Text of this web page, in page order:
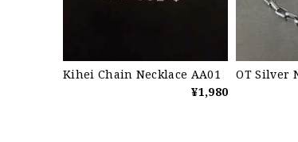
Kihei Chain Necklace AA01
¥1,980
OT Silver